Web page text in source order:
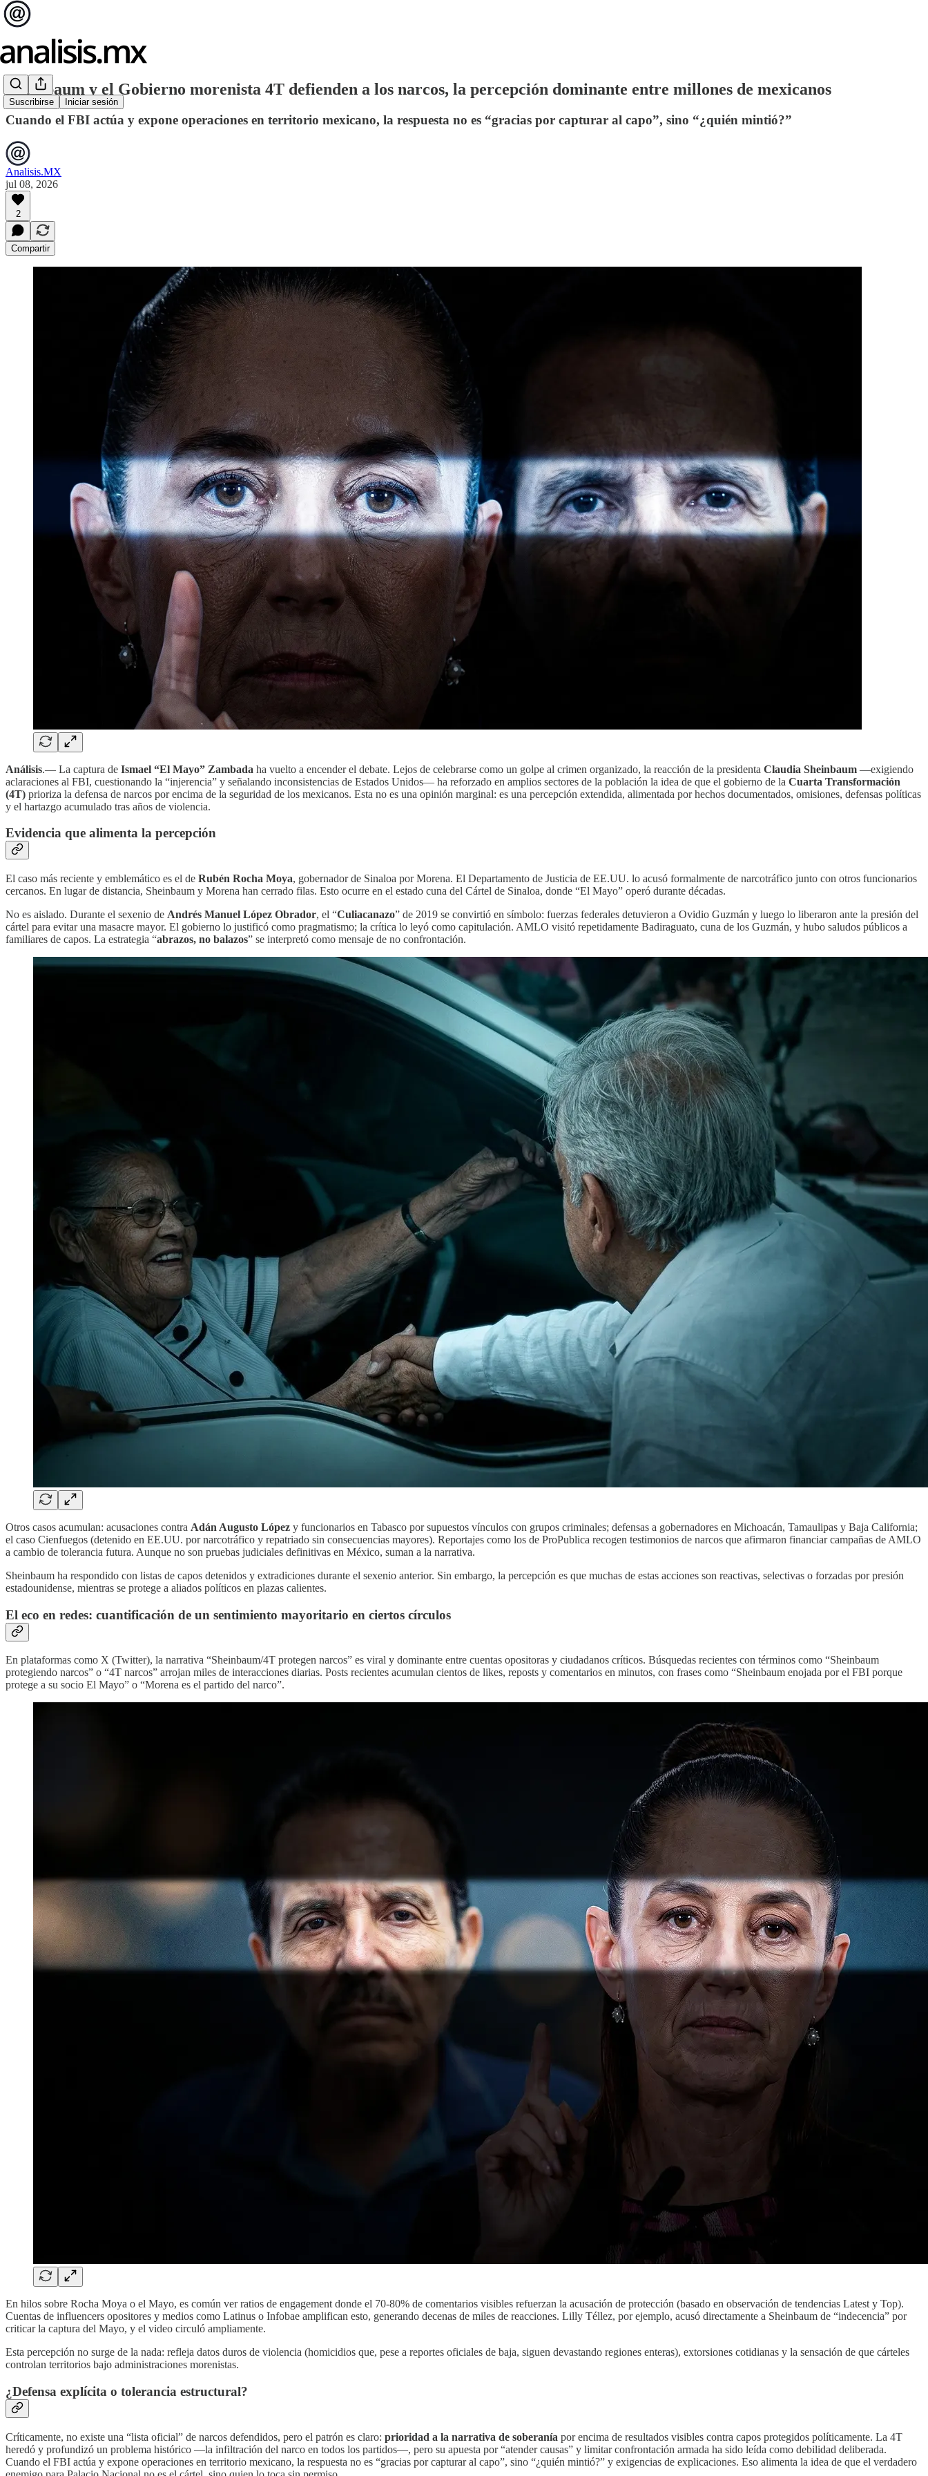
Suscribirse Iniciar sesión
Sheinbaum y el Gobierno morenista 4T defienden a los narcos, la percepción dominante entre millones de mexicanos
Cuando el FBI actúa y expone operaciones en territorio mexicano, la respuesta no es “gracias por capturar al capo”, sino “¿quién mintió?”
Analisis.MX
jul 08, 2026
2
Compartir
Análisis.— La captura de Ismael “El Mayo” Zambada ha vuelto a encender el debate. Lejos de celebrarse como un golpe al crimen organizado, la reacción de la presidenta Claudia Sheinbaum —exigiendo
aclaraciones al FBI, cuestionando la “injerencia” y señalando inconsistencias de Estados Unidos— ha reforzado en amplios sectores de la población la idea de que el gobierno de la Cuarta Transformación
(4T) prioriza la defensa de narcos por encima de la seguridad de los mexicanos. Esta no es una opinión marginal: es una percepción extendida, alimentada por hechos documentados, omisiones, defensas políticas
y el hartazgo acumulado tras años de violencia.
Evidencia que alimenta la percepción
El caso más reciente y emblemático es el de Rubén Rocha Moya, gobernador de Sinaloa por Morena. El Departamento de Justicia de EE.UU. lo acusó formalmente de narcotráfico junto con otros funcionarios
cercanos. En lugar de distancia, Sheinbaum y Morena han cerrado filas. Esto ocurre en el estado cuna del Cártel de Sinaloa, donde “El Mayo” operó durante décadas.
No es aislado. Durante el sexenio de Andrés Manuel López Obrador, el “Culiacanazo” de 2019 se convirtió en símbolo: fuerzas federales detuvieron a Ovidio Guzmán y luego lo liberaron ante la presión del
cártel para evitar una masacre mayor. El gobierno lo justificó como pragmatismo; la crítica lo leyó como capitulación. AMLO visitó repetidamente Badiraguato, cuna de los Guzmán, y hubo saludos públicos a
familiares de capos. La estrategia “abrazos, no balazos” se interpretó como mensaje de no confrontación.
Otros casos acumulan: acusaciones contra Adán Augusto López y funcionarios en Tabasco por supuestos vínculos con grupos criminales; defensas a gobernadores en Michoacán, Tamaulipas y Baja California;
el caso Cienfuegos (detenido en EE.UU. por narcotráfico y repatriado sin consecuencias mayores). Reportajes como los de ProPublica recogen testimonios de narcos que afirmaron financiar campañas de AMLO
a cambio de tolerancia futura. Aunque no son pruebas judiciales definitivas en México, suman a la narrativa.
Sheinbaum ha respondido con listas de capos detenidos y extradiciones durante el sexenio anterior. Sin embargo, la percepción es que muchas de estas acciones son reactivas, selectivas o forzadas por presión
estadounidense, mientras se protege a aliados políticos en plazas calientes.
El eco en redes: cuantificación de un sentimiento mayoritario en ciertos círculos
En plataformas como X (Twitter), la narrativa “Sheinbaum/4T protegen narcos” es viral y dominante entre cuentas opositoras y ciudadanos críticos. Búsquedas recientes con términos como “Sheinbaum
protegiendo narcos” o “4T narcos” arrojan miles de interacciones diarias. Posts recientes acumulan cientos de likes, reposts y comentarios en minutos, con frases como “Sheinbaum enojada por el FBI porque
protege a su socio El Mayo” o “Morena es el partido del narco”.
En hilos sobre Rocha Moya o el Mayo, es común ver ratios de engagement donde el 70-80% de comentarios visibles refuerzan la acusación de protección (basado en observación de tendencias Latest y Top).
Cuentas de influencers opositores y medios como Latinus o Infobae amplifican esto, generando decenas de miles de reacciones. Lilly Téllez, por ejemplo, acusó directamente a Sheinbaum de “indecencia” por
criticar la captura del Mayo, y el video circuló ampliamente.
Esta percepción no surge de la nada: refleja datos duros de violencia (homicidios que, pese a reportes oficiales de baja, siguen devastando regiones enteras), extorsiones cotidianas y la sensación de que cárteles
controlan territorios bajo administraciones morenistas.
¿Defensa explícita o tolerancia estructural?
Críticamente, no existe una “lista oficial” de narcos defendidos, pero el patrón es claro: prioridad a la narrativa de soberanía por encima de resultados visibles contra capos protegidos políticamente. La 4T
heredó y profundizó un problema histórico —la infiltración del narco en todos los partidos—, pero su apuesta por “atender causas” y limitar confrontación armada ha sido leída como debilidad deliberada.
Cuando el FBI actúa y expone operaciones en territorio mexicano, la respuesta no es “gracias por capturar al capo”, sino “¿quién mintió?” y exigencias de explicaciones. Eso alimenta la idea de que el verdadero